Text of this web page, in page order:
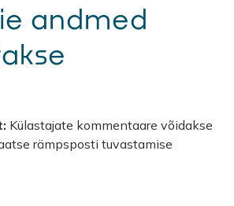
andmed
Külastajate kommentaare võidakse
rämpsposti tuvastamise